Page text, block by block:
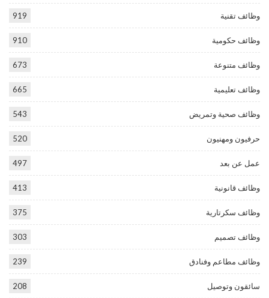
وظائف تقنية 919
وظائف حكومية 910
وظائف متنوعة 673
وظائف تعليمية 665
وظائف صحية وتمريض 543
حرفيون ومهنيون 520
عمل عن بعد 497
وظائف قانونية 413
وظائف سكرتارية 375
وظائف تصميم 303
وظائف مطاعم وفنادق 239
سائقون وتوصيل 208